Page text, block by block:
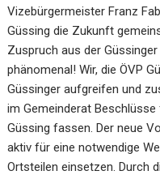
Vizebürgermeister Franz
Güssing die Zukunft
Zuspruch aus der
phänomenal! Wir, die ÖVP
Güssinger aufgreifen und
im Gemeinderat
Güssing fassen. Der neue
aktiv für eine notwendige
Ortsteilen einsetzen. Durch